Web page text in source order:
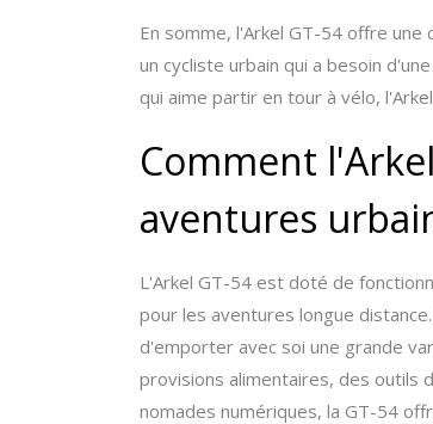
En somme, l'Arkel GT-54 offre
un cycliste urbain qui a besoin
qui aime partir en tour à vélo,
Comment
aventures
L'Arkel GT-54 est doté de
pour les aventures longue
d'emporter avec soi une grande
provisions alimentaires, des outils
nomades numériques, la GT-54